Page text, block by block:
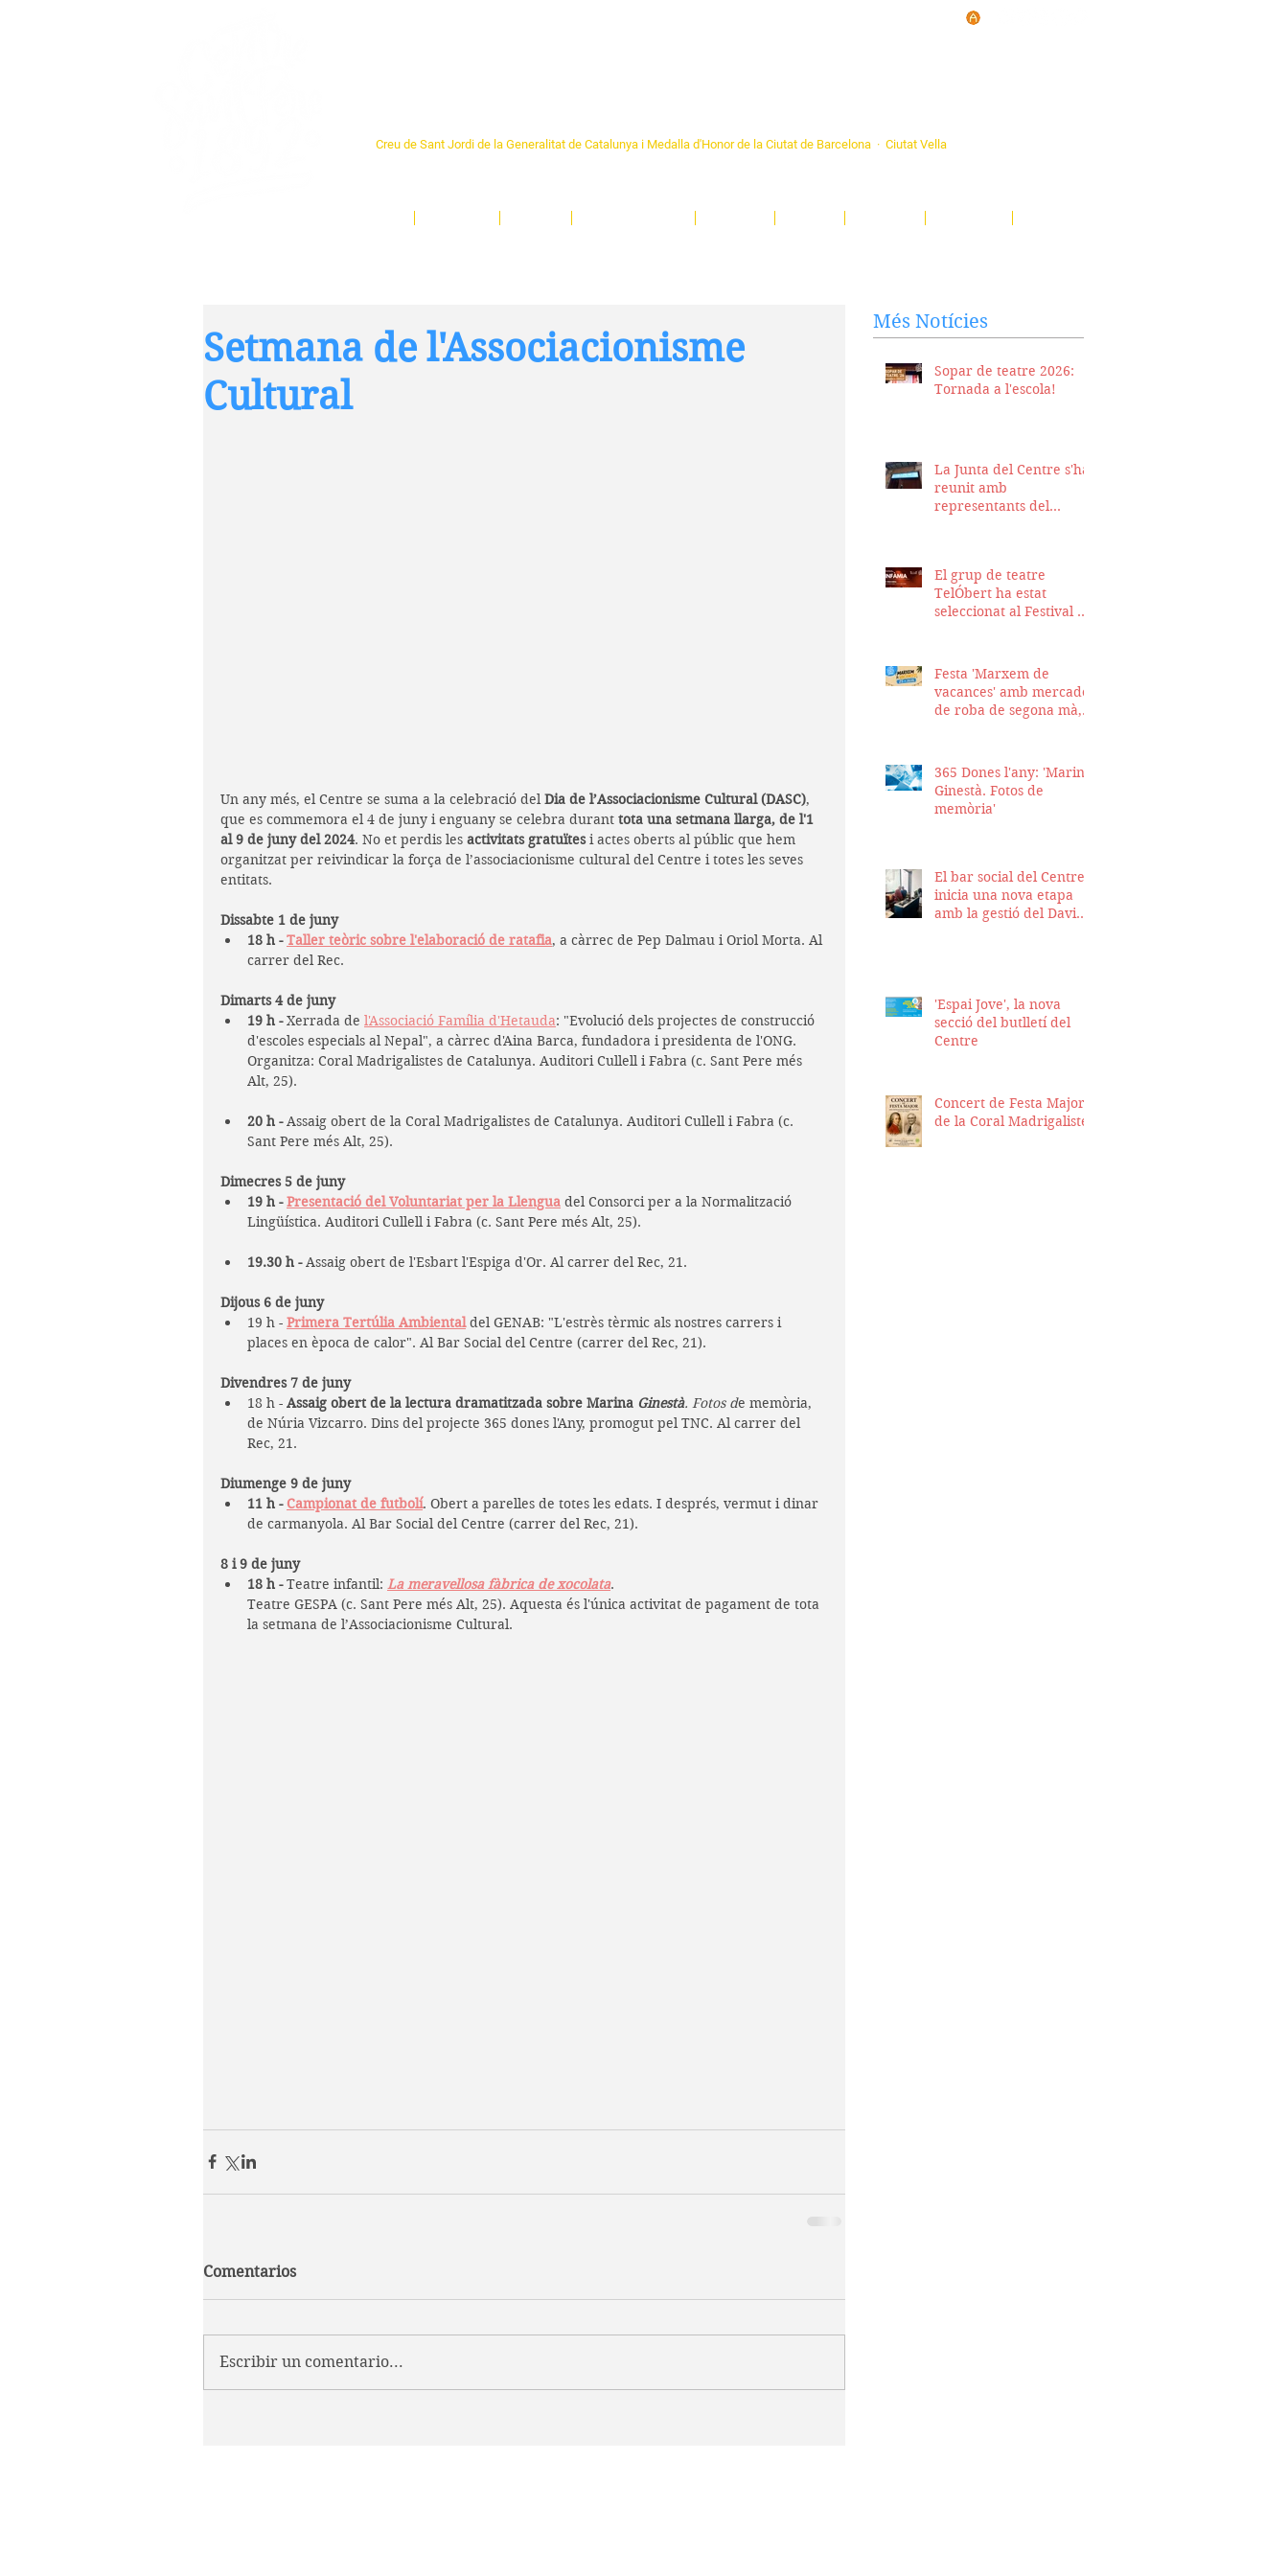
Creu de Sant Jordi de la Generalitat de Catalunya i Medalla d'Honor de la Ciutat de Barcelona · Ciutat Vella
Setmana de l'Associacionisme
Cultural
Un any més, el Centre se suma a la celebració del Dia de l’Associacionisme Cultural (DASC),
que es commemora el 4 de juny i enguany se celebra durant tota una setmana llarga, de l'1
al 9 de juny del 2024. No et perdis les activitats gratuïtes i actes oberts al públic que hem
organitzat per reivindicar la força de l’associacionisme cultural del Centre i totes les seves
entitats.
Dissabte 1 de juny
18 h - Taller teòric sobre l'elaboració de ratafia, a càrrec de Pep Dalmau i Oriol Morta. Al
carrer del Rec.
Dimarts 4 de juny
19 h - Xerrada de l'Associació Família d'Hetauda: "Evolució dels projectes de construcció
d'escoles especials al Nepal", a càrrec d'Aina Barca, fundadora i presidenta de l'ONG.
Organitza: Coral Madrigalistes de Catalunya. Auditori Cullell i Fabra (c. Sant Pere més
Alt, 25).
20 h - Assaig obert de la Coral Madrigalistes de Catalunya. Auditori Cullell i Fabra (c.
Sant Pere més Alt, 25).
Dimecres 5 de juny
19 h - Presentació del Voluntariat per la Llengua del Consorci per a la Normalització
Lingüística. Auditori Cullell i Fabra (c. Sant Pere més Alt, 25).
19.30 h - Assaig obert de l'Esbart l'Espiga d'Or. Al carrer del Rec, 21.
Dijous 6 de juny
19 h - Primera Tertúlia Ambiental del GENAB: "L'estrès tèrmic als nostres carrers i
places en època de calor". Al Bar Social del Centre (carrer del Rec, 21).
Divendres 7 de juny
18 h - Assaig obert de la lectura dramatitzada sobre Marina Ginestà. Fotos de memòria,
de Núria Vizcarro. Dins del projecte 365 dones l'Any, promogut pel TNC. Al carrer del
Rec, 21.
Diumenge 9 de juny
11 h - Campionat de futbolí. Obert a parelles de totes les edats. I després, vermut i dinar
de carmanyola. Al Bar Social del Centre (carrer del Rec, 21).
8 i 9 de juny
18 h - Teatre infantil: La meravellosa fàbrica de xocolata.
Teatre GESPA (c. Sant Pere més Alt, 25). Aquesta és l'única activitat de pagament de tota
la setmana de l’Associacionisme Cultural.
Comentarios
Escribir un comentario...
Més Notícies
Sopar de teatre 2026:
Tornada a l'escola!
La Junta del Centre s'ha
reunit amb
representants del
nostra seu
El grup de teatre
TelÓbert ha estat
seleccionat al Festival de
Festa 'Marxem de
vacances' amb mercadet
de roba de segona mà,
365 Dones l'any: 'Marina
Ginestà. Fotos de
memòria'
El bar social del Centre
inicia una nova etapa
amb la gestió del David
'Espai Jove', la nova
secció del butlletí del
Centre
Concert de Festa Major
de la Coral Madrigalistes